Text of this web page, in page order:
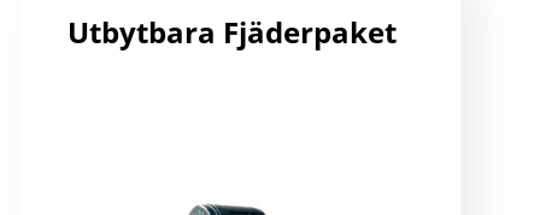
Utbytbara Fjäderpaket